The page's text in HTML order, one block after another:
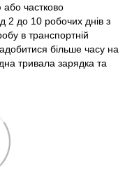
або частково
2 до 10 робочих днів з
в транспортній
більше часу на
тривала зарядка та